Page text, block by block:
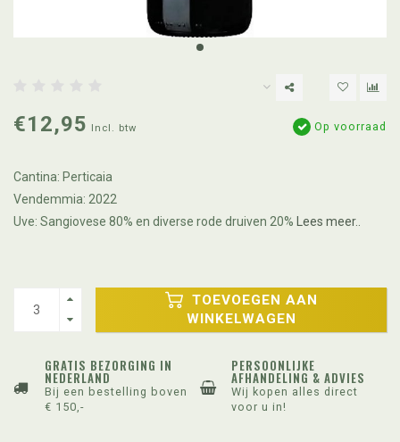
€12,95 Incl. btw Op voorraad
Cantina: Perticaia
Vendemmia: 2022
Uve: Sangiovese 80% en diverse rode druiven 20% Lees meer..
TOEVOEGEN AAN
WINKELWAGEN
GRATIS BEZORGING IN
NEDERLAND
Bij een bestelling boven
€ 150,-
PERSOONLIJKE
AFHANDELING & ADVIES
Wij kopen alles direct
voor u in!